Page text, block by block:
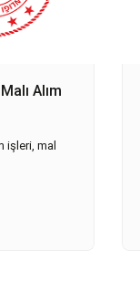
Alım
işleri, mal